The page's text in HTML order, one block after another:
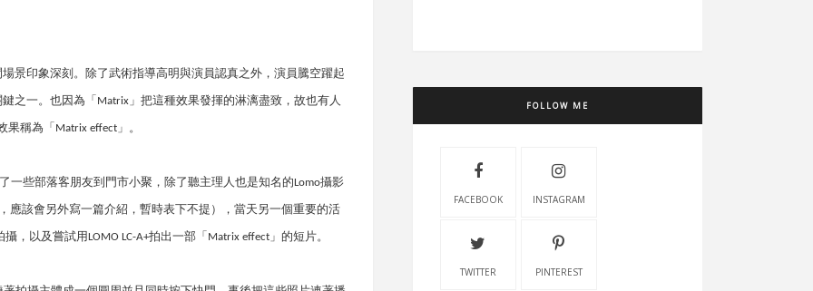
景印象深刻。除了武術指導高明與演員認真之外，演員騰空躍起
之一。也因為「Matrix 」把這種效果發揮的淋漓盡致，故也有人
果稱為「Matrix effect」。
一些部落客朋友到門市小聚，除了聽主理人也是知名的Lomo攝影
應該會另外寫一篇介紹，暫時表下不提），當天另一個重要的活
攝，以及嘗試用LOMO LC-A+拍出一部「Matrix effect 」的短片。
FOLLOW ME
FACEBOOK INSTAGRAM
TWITTER PINTEREST